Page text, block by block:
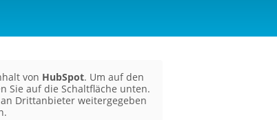
von HubSpot. Um auf den
Sie auf die Schaltfläche unten.
Drittanbieter weitergegeben